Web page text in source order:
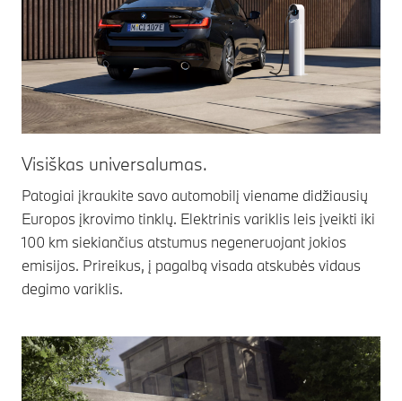
Visiškas universalumas.
Patogiai įkraukite savo automobilį viename didžiausių
Europos įkrovimo tinklų. Elektrinis variklis leis įveikti iki
100 km siekiančius atstumus negeneruojant jokios
emisijos. Prireikus, į pagalbą visada atskubės vidaus
degimo variklis.